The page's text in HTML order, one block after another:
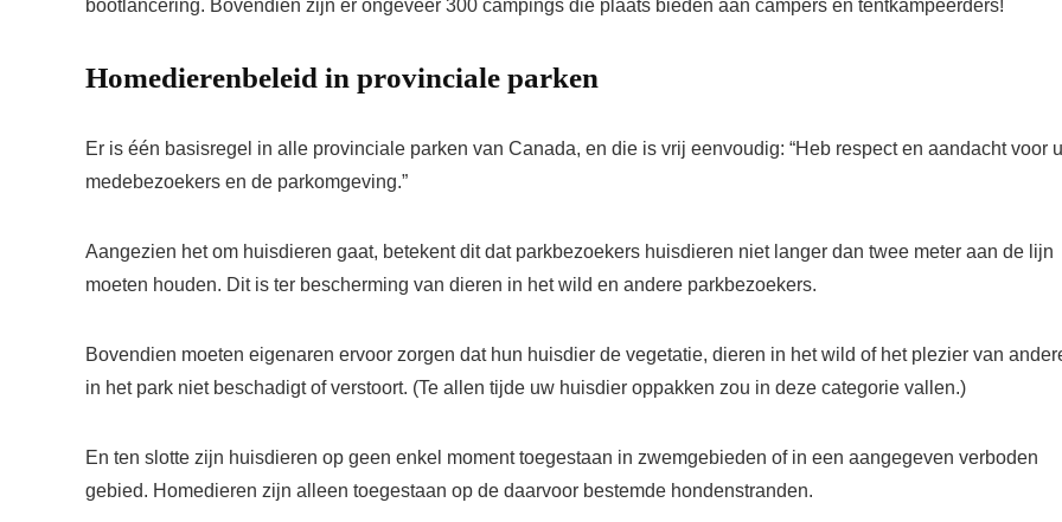
bootlancering. Bovendien zijn er ongeveer 300 campings die plaats bieden aan campers en tentkampeerders!
Homedierenbeleid in provinciale parken
Er is één basisregel in alle provinciale parken van Canada, en die is vrij eenvoudig: “Heb respect en aandacht voor
medebezoekers en de parkomgeving.”
Aangezien het om huisdieren gaat, betekent dit dat parkbezoekers huisdieren niet langer dan twee meter aan de lijn
moeten houden. Dit is ter bescherming van dieren in het wild en andere parkbezoekers.
Bovendien moeten eigenaren ervoor zorgen dat hun huisdier de vegetatie, dieren in het wild of het plezier van
in het park niet beschadigt of verstoort. (Te allen tijde uw huisdier oppakken zou in deze categorie vallen.)
En ten slotte zijn huisdieren op geen enkel moment toegestaan ​​in zwemgebieden of in een aangegeven verboden
gebied. Homedieren zijn alleen toegestaan ​​op de daarvoor bestemde hondenstranden.